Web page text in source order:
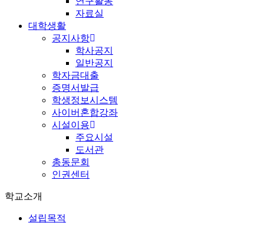
자료실
대학생활
공지사항
학사공지
일반공지
학자금대출
증명서발급
학생정보시스템
사이버혼합강좌
시설이용
주요시설
도서관
총동문회
인권센터
학교소개
설립목적